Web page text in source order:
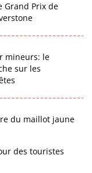
Grand Prix de
mineurs: le
sur les
du maillot jaune
des touristes